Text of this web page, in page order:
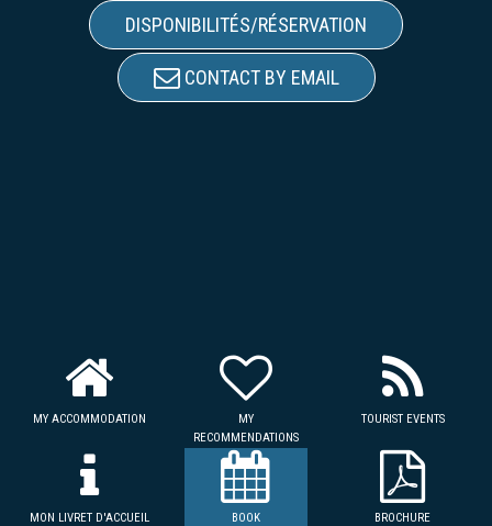
DISPONIBILITÉS/RÉSERVATION
CONTACT BY EMAIL
MY ACCOMMODATION
MY
RECOMMENDATIONS
TOURIST EVENTS
MON LIVRET D'ACCUEIL BOOK BROCHURE